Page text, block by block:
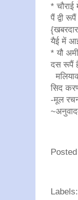
*
पैं द्वी
यैई में
* यौ
दस रूपैं
सिद
-मूल